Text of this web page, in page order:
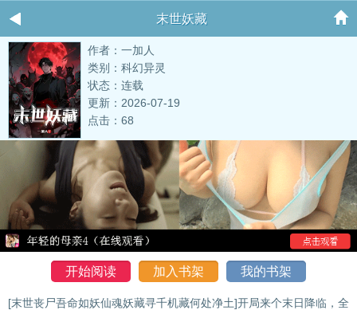
末世妖藏
作者：一加人
类别：科幻异灵
状态：连载
更新：2026-07-19
点击：68
开始阅读 加入书架 我的书架
[末世丧尸吾命如妖仙魂妖藏寻千机藏何处净土]开局来个末日降临，全